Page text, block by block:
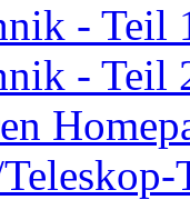
- Teil
- Teil